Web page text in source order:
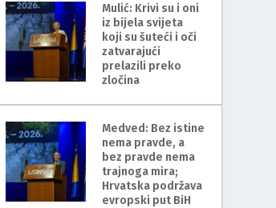
Mulić: Krivi su i oni
iz bijela svijeta
koji su šuteći i oči
zatvarajući
prelazili preko
zločina
Medved: Bez istine
nema pravde, a
bez pravde nema
trajnoga mira;
Hrvatska podržava
evropski put BiH